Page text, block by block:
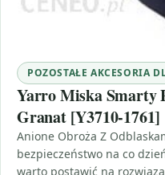
POZOSTAŁE AKCESORIA
Yarro Miska Smarty
Granat [Y3710-1761]
Anione Obroża Z
bezpieczeństwo na co
warto postawić na